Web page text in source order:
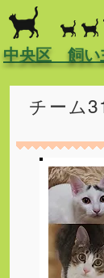
中央区 飼い
チーム